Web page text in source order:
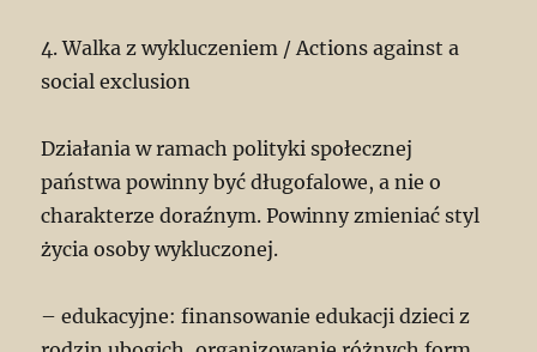
4. Walka z wykluczeniem / Actions against a
social exclusion
Działania w ramach polityki społecznej
państwa powinny być długofalowe, a nie o
charakterze doraźnym. Powinny zmieniać styl
życia osoby wykluczonej.
– edukacyjne: finansowanie edukacji dzieci z